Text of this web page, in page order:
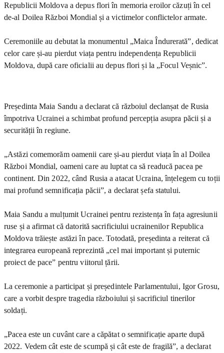
Republicii Moldova a depus flori în memoria eroilor căzuți în cel
de-al Doilea Război Mondial și a victimelor conflictelor armate.
Ceremoniile au debutat la monumentul „Maica Îndurerată”, dedicat
celor care și-au pierdut viața pentru independența Republicii
Moldova, după care oficialii au depus flori și la „Focul Veșnic”.
Președinta Maia Sandu a declarat că războiul declanșat de Rusia
împotriva Ucrainei a schimbat profund percepția asupra păcii și a
securității în regiune.
„Astăzi comemorăm oamenii care și-au pierdut viața în al Doilea
Război Mondial, oameni care au luptat ca să readucă pacea pe
continent. Din 2022, când Rusia a atacat Ucraina, înțelegem cu toții
mai profund semnificația păcii”, a declarat șefa statului.
Maia Sandu a mulțumit Ucrainei pentru rezistența în fața agresiunii
ruse și a afirmat că datorită sacrificiului ucrainenilor Republica
Moldova trăiește astăzi în pace. Totodată, președinta a reiterat că
integrarea europeană reprezintă „cel mai important și puternic
proiect de pace” pentru viitorul țării.
La ceremonie a participat și președintele Parlamentului, Igor Grosu,
care a vorbit despre tragedia războiului și sacrificiul tinerilor
soldați.
„Pacea este un cuvânt care a căpătat o semnificație aparte după
2022. Vedem cât este de scumpă și cât este de fragilă”, a declarat